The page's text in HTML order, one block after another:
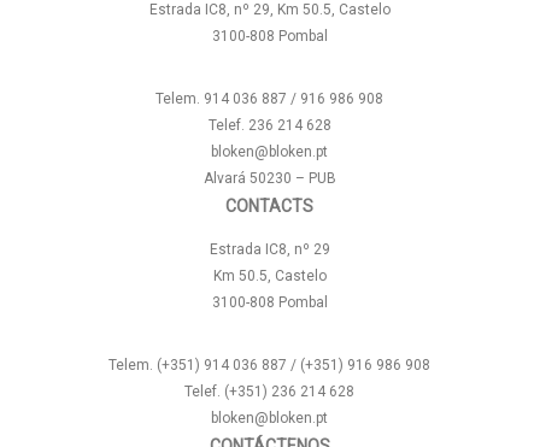
Estrada IC8, nº 29, Km 50.5, Castelo
3100-808 Pombal
Telem. 914 036 887 / 916 986 908
Telef. 236 214 628
bloken@bloken.pt
Alvará 50230 – PUB
CONTACTS
Estrada IC8, nº 29
Km 50.5, Castelo
3100-808 Pombal
Telem. (+351) 914 036 887 / (+351) 916 986 908
Telef. (+351) 236 214 628
bloken@bloken.pt